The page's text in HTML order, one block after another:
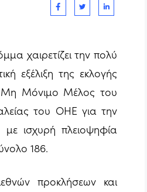
χαιρετίζει την πολύ
εξέλιξη της εκλογής
Μόνιμο Μέλος του
του ΟΗΕ για την
ισχυρή πλειοψηφία
186.
προκλήσεων και